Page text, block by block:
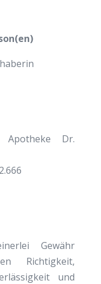
Apotheke Dr.
Gewähr
Richtigkeit,
und